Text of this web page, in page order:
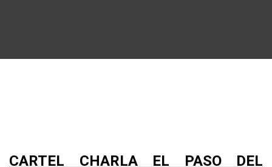
CARTEL CHARLA EL PASO DEL